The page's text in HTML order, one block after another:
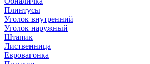
Плинтусы
Уголок внутренний
Уголок наружный
Штапик
Лиственница
Евровагонка